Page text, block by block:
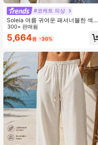
#코케트 의상
Soleia 여름 귀여운 패셔너블한 섹시
한 홀터 타이 트위스트 오픈 백 탑
300+ 판매됨
5,664원 -30%